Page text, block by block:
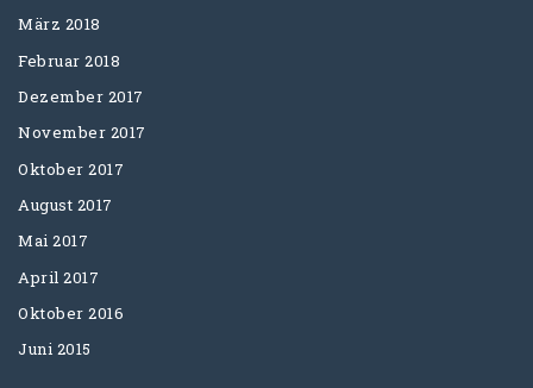
März 2018
Februar 2018
Dezember 2017
November 2017
Oktober 2017
August 2017
Mai 2017
April 2017
Oktober 2016
Juni 2015